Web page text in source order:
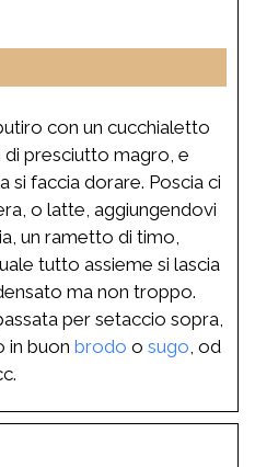
con un cucchialetto
presciutto magro, e
si faccia dorare. Poscia ci
o latte, aggiungendovi
un rametto di timo,
tutto assieme si lascia
ma non troppo.
per setaccio sopra,
in buon brodo o sugo , od